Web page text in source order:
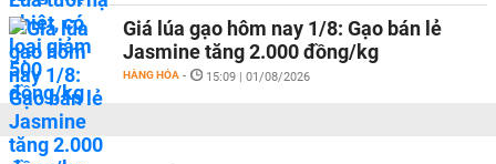
Giá lúa gạo hôm nay 1/8: Gạo bán lẻ
Jasmine tăng 2.000 đồng/kg
HÀNG HÓA - 15:09 | 01/08/2026